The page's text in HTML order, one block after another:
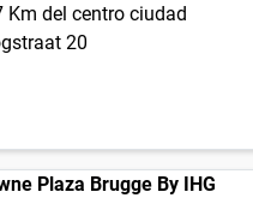
Km del centro ciudad
20
Plaza Brugge By IHG